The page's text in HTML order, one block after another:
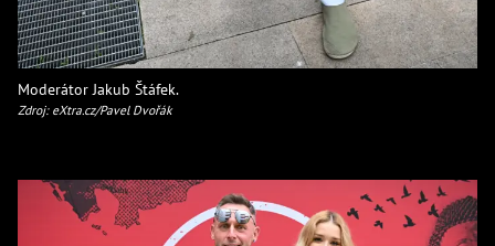
Moderátor Jakub Štáfek.
Zdroj: eXtra.cz/Pavel Dvořák